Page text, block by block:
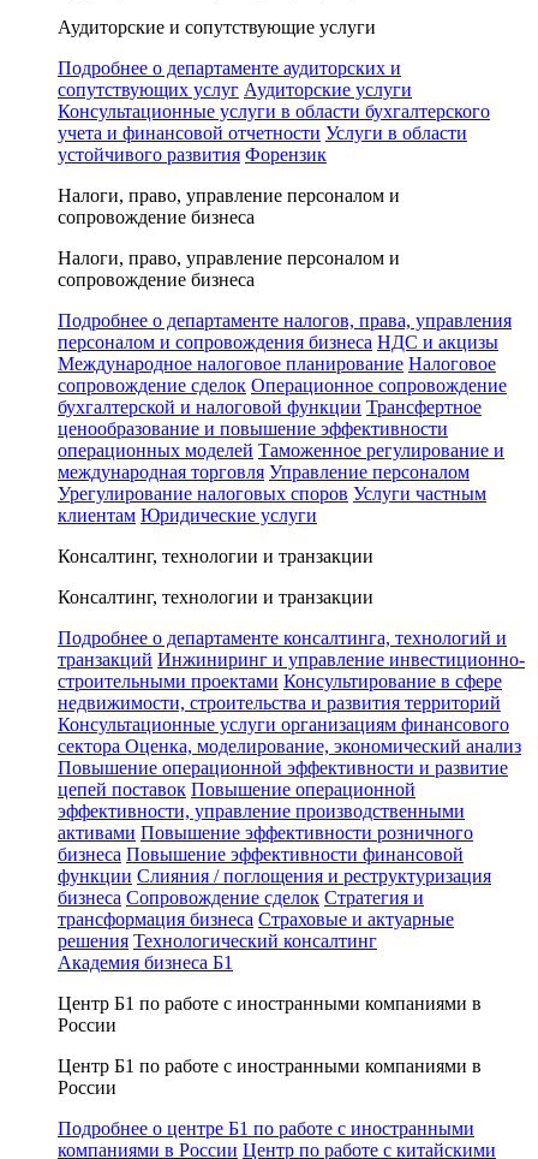
Аудиторские и сопутствующие услуги
Подробнее о департаменте аудиторских и
сопутствующих услуг Аудиторские услуги
Консультационные услуги в области бухгалтерского
учета и финансовой отчетности Услуги в области
устойчивого развития Форензик
Налоги, право, управление персоналом и
сопровождение бизнеса
Налоги, право, управление персоналом и
сопровождение бизнеса
Подробнее о департаменте налогов, права, управления
персоналом и сопровождения бизнеса НДС и акцизы
Международное налоговое планирование Налоговое
сопровождение сделок Операционное сопровождение
бухгалтерской и налоговой функции Трансфертное
ценообразование и повышение эффективности
операционных моделей Таможенное регулирование и
международная торговля Управление персоналом
Урегулирование налоговых споров Услуги частным
клиентам Юридические услуги
Консалтинг, технологии и транзакции
Консалтинг, технологии и транзакции
Подробнее о департаменте консалтинга, технологий и
транзакций Инжиниринг и управление инвестиционно-
строительными проектами Консультирование в сфере
недвижимости, строительства и развития территорий
Консультационные услуги организациям финансового
сектора Оценка, моделирование, экономический анализ
Повышение операционной эффективности и развитие
цепей поставок Повышение операционной
эффективности, управление производственными
активами Повышение эффективности розничного
бизнеса Повышение эффективности финансовой
функции Слияния / поглощения и реструктуризация
бизнеса Сопровождение сделок Стратегия и
трансформация бизнеса Страховые и актуарные
решения Технологический консалтинг
Академия бизнеса Б1
Центр Б1 по работе с иностранными компаниями в
России
Центр Б1 по работе с иностранными компаниями в
России
Подробнее о центре Б1 по работе с иностранными
компаниями в России Центр по работе с китайскими